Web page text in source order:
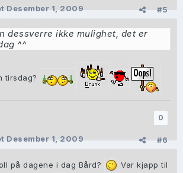
#5
Desember 1, 2009
dessverre ikke mulighet, det er
^^
tirsdag?
0
#6
Desember 1, 2009
på dagene i dag Bård?
Var kjapp til